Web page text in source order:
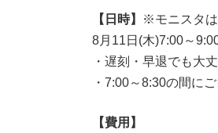
【日時】
※モニスタ
8月11日(木)7:00～
・遅刻・早退でも大丈
・7:00～8:30の間に
【費用】